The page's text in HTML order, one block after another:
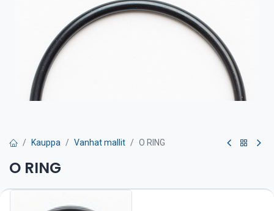
Kauppa Vanhat mallit O RING
O RING
Lämmönvaihdin on puhdistettava huolto-ohjeen mukaan.
Tarvitset näitä o-renkaita 4 kpl.